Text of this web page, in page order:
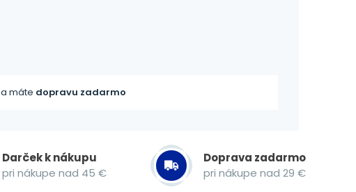
a máte dopravu zadarmo
Darček k nákupu
pri nákupe nad 45 €
Doprava zadarmo
pri nákupe nad 29 €